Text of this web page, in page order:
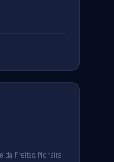
Freitas, Moreira